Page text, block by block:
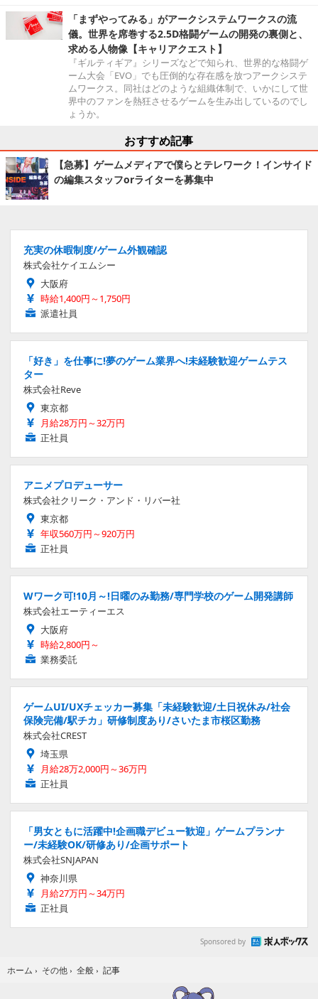
「まずやってみる」がアークシステムワークスの流
儀。世界を席巻する2.5D格闘ゲームの開発の裏側と、
求める人物像【キャリアクエスト】
『ギルティギア』シリーズなどで知られ、世界的な格闘ゲ
ーム大会「EVO」でも圧倒的な存在感を放つアークシステ
ムワークス。同社はどのような組織体制で、いかにして世
界中のファンを熱狂させるゲームを生み出しているのでし
ょうか。
おすすめ記事
【急募】ゲームメディアで僕らとテレワーク！インサイド
の編集スタッフorライターを募集中
充実の休暇制度/ゲーム外観確認
株式会社ケイエムシー
大阪府
時給1,400円～1,750円
派遣社員
「好き」を仕事に!夢のゲーム業界へ!未経験歓迎ゲームテス
ター
株式会社Reve
東京都
月給28万円～32万円
正社員
アニメプロデューサー
株式会社クリーク・アンド・リバー社
東京都
年収560万円～920万円
正社員
Wワーク可!10月～!日曜のみ勤務/専門学校のゲーム開発講師
株式会社エーティーエス
大阪府
時給2,800円～
業務委託
ゲームUI/UXチェッカー募集「未経験歓迎/土日祝休み/社会
保険完備/駅チカ」研修制度あり/さいたま市桜区勤務
株式会社CREST
埼玉県
月給28万2,000円～36万円
正社員
「男女ともに活躍中!企画職デビュー歓迎」ゲームプランナ
ー/未経験OK/研修あり/企画サポート
株式会社SNJAPAN
神奈川県
月給27万円～34万円
正社員
Sponsored by
ホーム › その他 › 全般 › 記事